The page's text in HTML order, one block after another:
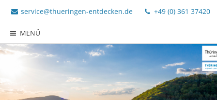
service@thueringen-entdecken.de +49 (0) 361 37420
MENÜ